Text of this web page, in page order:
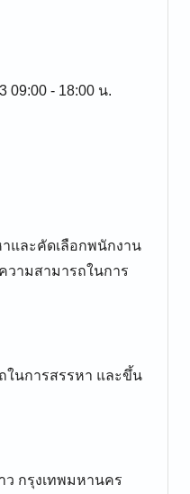
09:00 - 18:00 น.
และคัดเลือกพนักงาน
วามสามารถในการ
ในการสรรหา และขึ้น
ว กรุงเทพมหานคร